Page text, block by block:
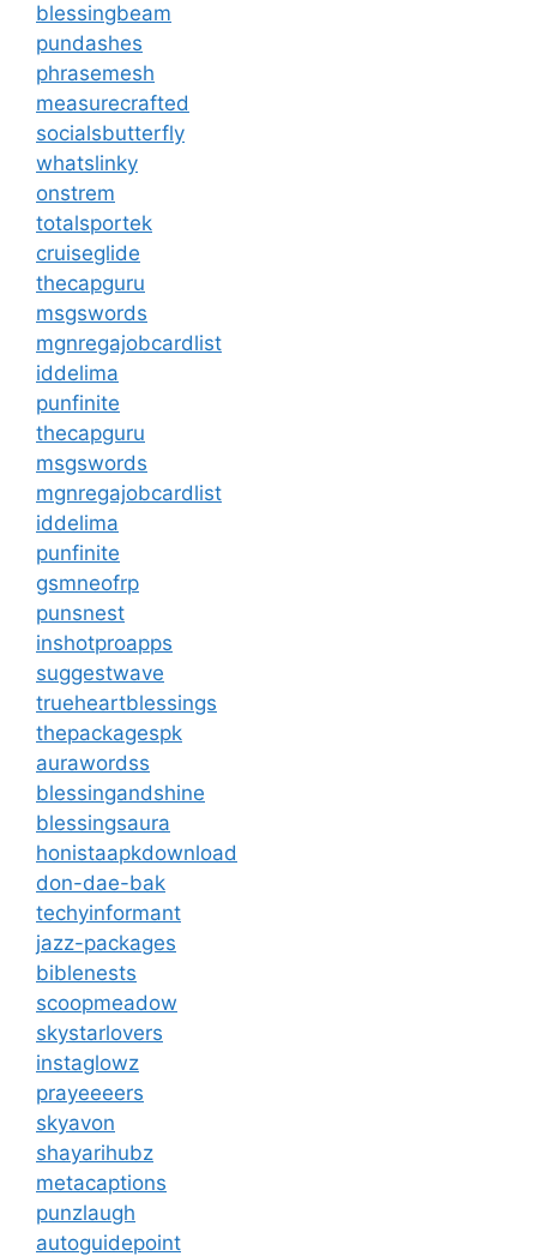
blessingbeam
pundashes
phrasemesh
measurecrafted
socialsbutterfly
whatslinky
onstrem
totalsportek
cruiseglide
thecapguru
msgswords
mgnregajobcardlist
iddelima
punfinite
thecapguru
msgswords
mgnregajobcardlist
iddelima
punfinite
gsmneofrp
punsnest
inshotproapps
suggestwave
trueheartblessings
thepackagespk
aurawordss
blessingandshine
blessingsaura
honistaapkdownload
don-dae-bak
techyinformant
jazz-packages
biblenests
scoopmeadow
skystarlovers
instaglowz
prayeeeers
skyavon
shayarihubz
metacaptions
punzlaugh
autoguidepoint